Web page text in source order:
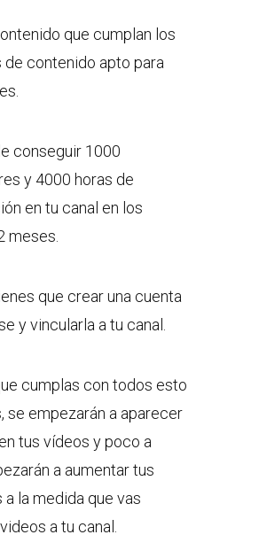
que cumplan los
contenido apto para
conseguir 1000
y 4000 horas de
en tu canal en los
meses.
que crear una cuenta
y vincularla a tu canal.
cumplas con todos esto
se empezarán a aparecer
tus vídeos y poco a
a aumentar tus
a la medida que vas
a tu canal.